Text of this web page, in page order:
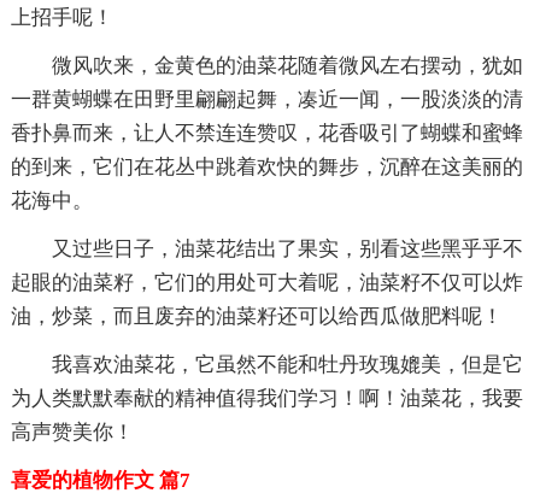
上招手呢！
微风吹来，金黄色的油菜花随着微风左右摆动，犹如
一群黄蝴蝶在田野里翩翩起舞，凑近一闻，一股淡淡的清
香扑鼻而来，让人不禁连连赞叹，花香吸引了蝴蝶和蜜蜂
的到来，它们在花丛中跳着欢快的舞步，沉醉在这美丽的
花海中。
又过些日子，油菜花结出了果实，别看这些黑乎乎不
起眼的油菜籽，它们的用处可大着呢，油菜籽不仅可以炸
油，炒菜，而且废弃的油菜籽还可以给西瓜做肥料呢！
我喜欢油菜花，它虽然不能和牡丹玫瑰媲美，但是它
为人类默默奉献的精神值得我们学习！啊！油菜花，我要
高声赞美你！
喜爱的植物作文 篇7